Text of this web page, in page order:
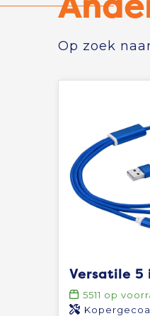
Op zoek
5511 op
Kopergecoat